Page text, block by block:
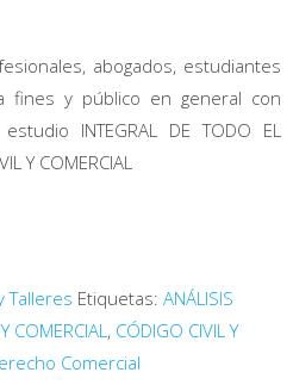
abogados, estudiantes
fines y público en general con
INTEGRAL DE TODO EL
Y COMERCIAL
Talleres Etiquetas: ANÁLISIS
COMERCIAL , CÓDIGO CIVIL Y
Comercial